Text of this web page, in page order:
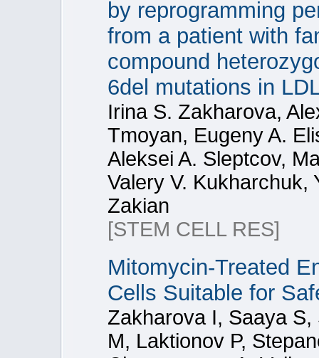
by reprogramming
from a patient with
compound
6del mutations in
Irina S. Zakharova,
Tmoyan, Eugeny A.
Aleksei A. Sleptcov,
Valery V. Kukharchuk,
Zakian
[STEM CELL RES]
Mitomycin-Treated
Cells Suitable for
Zakharova I, Saaya
M, Laktionov P,